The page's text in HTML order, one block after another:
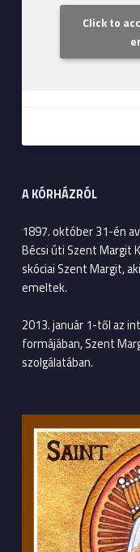
Click to
A KÓRHÁZRÓL
1897. október 31-én
Bécsi úti Szent Margit
skóciai Szent Margit,
emeltek.
2013. január 1-től az
formájában, Szent
szolgálatában.